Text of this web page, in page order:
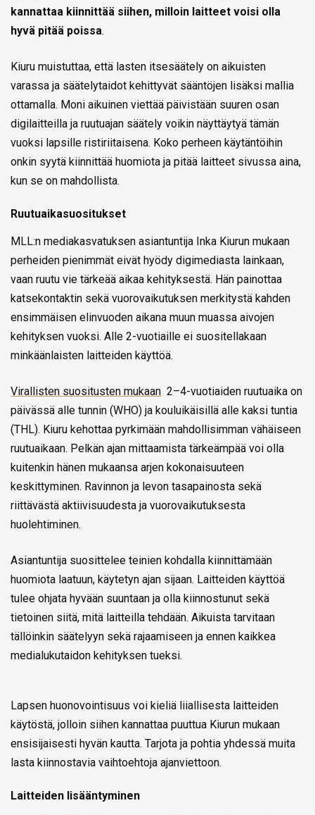
kannattaa kiinnittää siihen, milloin laitteet voisi olla
hyvä pitää poissa.
Kiuru muistuttaa, että lasten itsesäätely on aikuisten
varassa ja säätelytaidot kehittyvät sääntöjen lisäksi mallia
ottamalla. Moni aikuinen viettää päivistään suuren osan
digilaitteilla ja ruutuajan säätely voikin näyttäytyä tämän
vuoksi lapsille ristiriitaisena. Koko perheen käytäntöihin
onkin syytä kiinnittää huomiota ja pitää laitteet sivussa aina,
kun se on mahdollista.
Ruutuaikasuositukset
MLL:n mediakasvatuksen asiantuntija Inka Kiurun mukaan
perheiden pienimmät eivät hyödy digimediasta lainkaan,
vaan ruutu vie tärkeää aikaa kehityksestä. Hän painottaa
katsekontaktin sekä vuorovaikutuksen merkitystä kahden
ensimmäisen elinvuoden aikana muun muassa aivojen
kehityksen vuoksi. Alle 2-vuotiaille ei suositellakaan
minkäänlaisten laitteiden käyttöä.
Virallisten suositusten mukaan 2–4-vuotiaiden ruutuaika on
päivässä alle tunnin (WHO) ja kouluikäisillä alle kaksi tuntia
(THL). Kiuru kehottaa pyrkimään mahdollisimman vähäiseen
ruutuaikaan. Pelkän ajan mittaamista tärkeämpää voi olla
kuitenkin hänen mukaansa arjen kokonaisuuteen
keskittyminen. Ravinnon ja levon tasapainosta sekä
riittävästä aktiivisuudesta ja vuorovaikutuksesta
huolehtiminen.
Asiantuntija suosittelee teinien kohdalla kiinnittämään
huomiota laatuun, käytetyn ajan sijaan. Laitteiden käyttöä
tulee ohjata hyvään suuntaan ja olla kiinnostunut sekä
tietoinen siitä, mitä laitteilla tehdään. Aikuista tarvitaan
tällöinkin säätelyyn sekä rajaamiseen ja ennen kaikkea
medialukutaidon kehityksen tueksi.
Lapsen huonovointisuus voi kieliä liiallisesta laitteiden
käytöstä, jolloin siihen kannattaa puuttua Kiurun mukaan
ensisijaisesti hyvän kautta. Tarjota ja pohtia yhdessä muita
lasta kiinnostavia vaihtoehtoja ajanviettoon.
Laitteiden lisääntyminen